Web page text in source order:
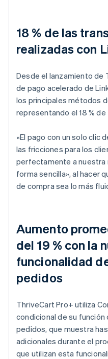
18 % de las
realizadas con
Desde el lanzamiento de
de pago acelerado de
los principales métodos
representando el 18 %
«El pago con un solo clic
las fricciones para los
perfectamente a nuestra
forma sencilla», al hacer
de compra sea lo más
Aumento
del 19 % con la
funcionalidad
pedidos
ThriveCart Pro+ utiliza
condicional de su
pedidos, que muestra
adicionales durante el
que utilizan esta